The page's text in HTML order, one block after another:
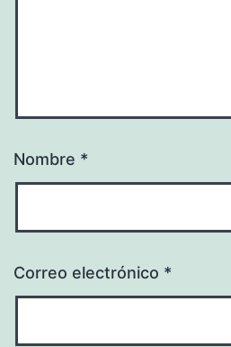
Nombre *
Correo electrónico *